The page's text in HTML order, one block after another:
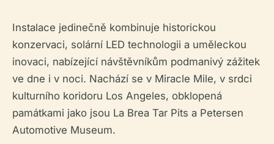
Instalace jedinečně kombinuje historickou
konzervaci, solární LED technologii a uměleckou
inovaci, nabízející návštěvníkům podmanivý zážitek
ve dne i v noci. Nachází se v Miracle Mile, v srdci
kulturního koridoru Los Angeles, obklopená
památkami jako jsou La Brea Tar Pits a Petersen
Automotive Museum.